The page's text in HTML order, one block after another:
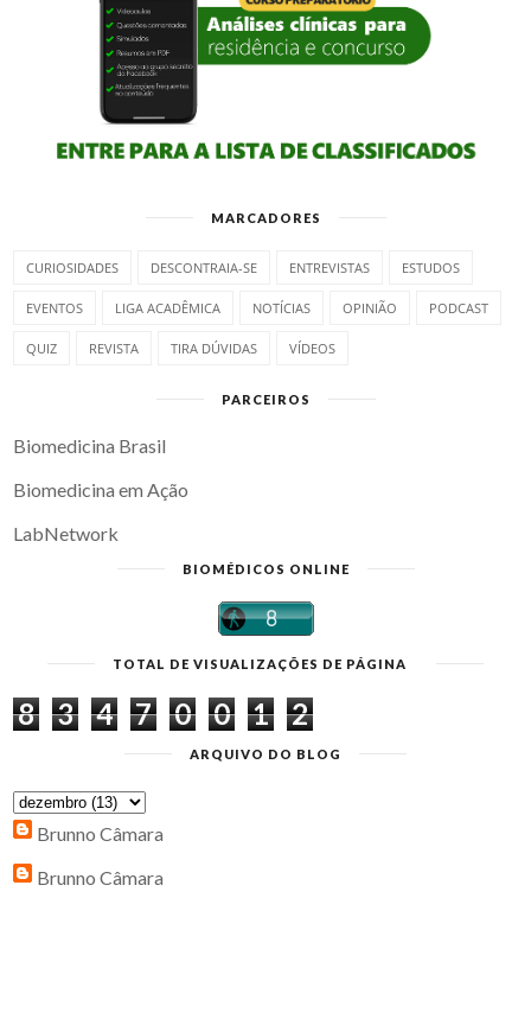
MARCADORES
CURIOSIDADES DESCONTRAIA-SE ENTREVISTAS ESTUDOS
EVENTOS LIGA ACADÊMICA NOTÍCIAS OPINIÃO PODCAST
QUIZ REVISTA TIRA DÚVIDAS VÍDEOS
PARCEIROS
Biomedicina Brasil
Biomedicina em Ação
LabNetwork
BIOMÉDICOS ONLINE
TOTAL DE VISUALIZAÇÕES DE PÁGINA
8 3 4 7 0 0 1 2
ARQUIVO DO BLOG
Brunno Câmara
Brunno Câmara